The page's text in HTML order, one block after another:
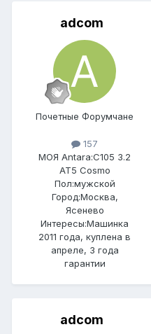
adcom
Почетные Форумчане
157
МОЯ Antara:C105 3.2
AT5 Cosmo
Пол:мужской
Город:Москва,
Ясенево
Интересы:Машинка
2011 года, куплена в
апреле, 3 года
гарантии
adcom